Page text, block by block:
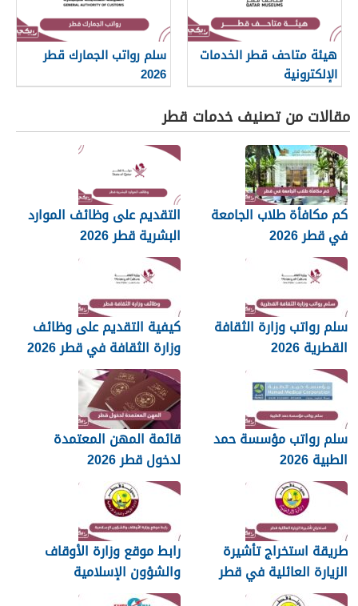
هيئة متاحف قطر الخدمات
الإلكترونية
سلم رواتب الجمارك قطر
2026
مقالات من تصنيف خدمات قطر
كم مكافأة طلاب الجامعة
في قطر 2026
التقديم على وظائف الموارد
البشرية قطر 2026
سلم رواتب وزارة الثقافة
القطرية 2026
كيفية التقديم على وظائف
وزارة الثقافة في قطر 2026
سلم رواتب مؤسسة حمد
الطبية 2026
قائمة المهن المعتمدة
لدخول قطر 2026
طريقة استخراج تأشيرة
الزيارة العائلية في قطر
2026
رابط موقع وزارة الأوقاف
والشؤون الإسلامية
islam.gov.qa